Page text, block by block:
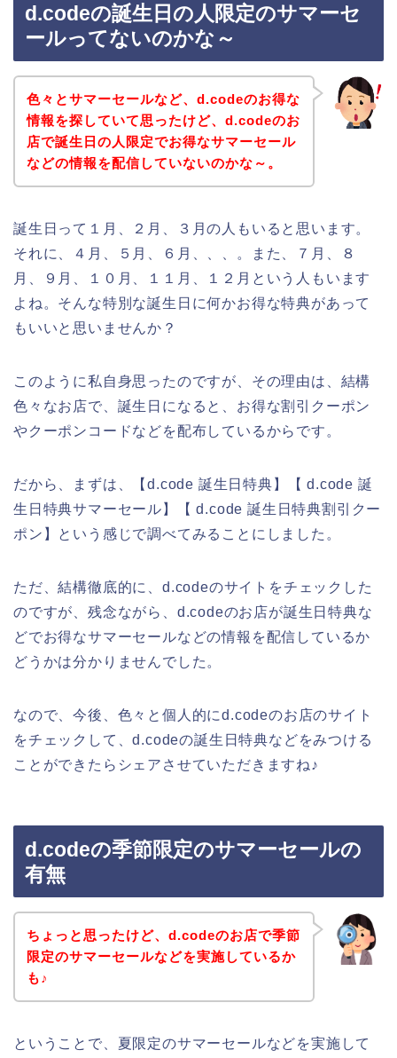
d.codeの誕生日の人限定のサマーセ
ールってないのかな～
色々とサマーセールなど、d.codeのお得な
情報を探していて思ったけど、d.codeのお
店で誕生日の人限定でお得なサマーセール
などの情報を配信していないのかな～。
誕生日って１月、２月、３月の人もいると思います。
それに、４月、５月、６月、、、。また、７月、８
月、９月、１０月、１１月、１２月という人もいます
よね。そんな特別な誕生日に何かお得な特典があって
もいいと思いませんか？
このように私自身思ったのですが、その理由は、結構
色々なお店で、誕生日になると、お得な割引クーポン
やクーポンコードなどを配布しているからです。
だから、まずは、【d.code 誕生日特典】【 d.code 誕
生日特典サマーセール】【 d.code 誕生日特典割引クー
ポン】という感じで調べてみることにしました。
ただ、結構徹底的に、d.codeのサイトをチェックした
のですが、残念ながら、d.codeのお店が誕生日特典な
どでお得なサマーセールなどの情報を配信しているか
どうかは分かりませんでした。
なので、今後、色々と個人的にd.codeのお店のサイト
をチェックして、d.codeの誕生日特典などをみつける
ことができたらシェアさせていただきますね♪
d.codeの季節限定のサマーセールの
有無
ちょっと思ったけど、d.codeのお店で季節
限定のサマーセールなどを実施しているか
も♪
ということで、夏限定のサマーセールなどを実施して